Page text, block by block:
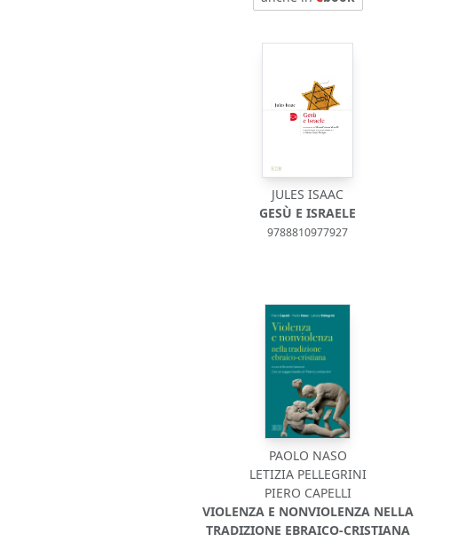
JULES ISAAC
GESÙ E ISRAELE
9788810977927
PAOLO NASO
LETIZIA PELLEGRINI
PIERO CAPELLI
VIOLENZA E NONVIOLENZA NELLA
TRADIZIONE EBRAICO-CRISTIANA